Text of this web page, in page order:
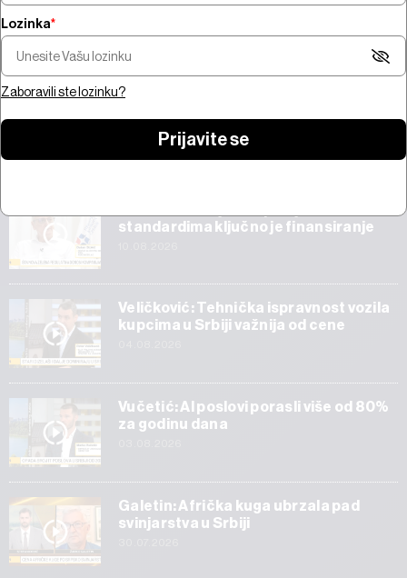
Za usklađivanje kompanija sa
je finansiranje
Pregled nedelje
Bliskom istoku,
Start
standardima ključno je finansiranje
Veličković: Tehnička ispravnost vozila
kupcima u Srbiji važnija od cene
Vučetić: AI poslovi porasli više od 80%
za godinu dana
Galetin: Afrička kuga ubrzala pad
svinjarstva u Srbiji
Lozinka*
Zaboravili ste lozinku?
Prijavite se